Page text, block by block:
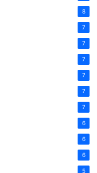
8
7
7
7
7
7
7
6
6
6
5